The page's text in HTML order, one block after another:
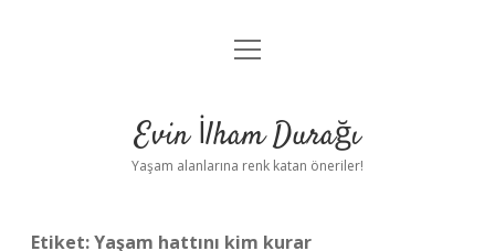
Anasayfa
Yasal Uyarı
menüyü
Evin İlham Durağı
Yaşam alanlarına renk katan öneriler!
Etiket:Yaşam hattını kim kurar